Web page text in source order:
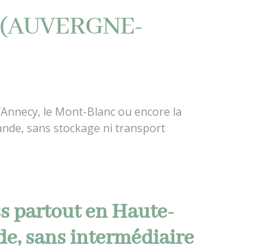
le Mont-Blanc ou encore la
sans stockage ni transport
partout en Haute-
sans intermédiaire